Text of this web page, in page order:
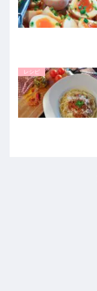
レシピ